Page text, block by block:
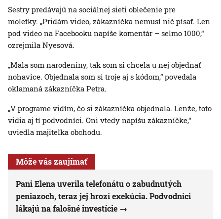
Sestry predávajú na sociálnej sieti oblečenie pre
moletky. „Pridám video, zákazníčka nemusí nič písať. Len
pod video na Facebooku napíše komentár – selmo 1000,“
ozrejmila Nyesová.
„Mala som narodeniny, tak som si chcela u nej objednať
nohavice. Objednala som si troje aj s kódom,“ povedala
oklamaná zákazníčka Petra.
„V programe vidím, čo si zákazníčka objednala. Lenže, toto
vidia aj tí podvodníci. Oni vtedy napíšu zákazníčke,“
uviedla majiteľka obchodu.
Môže vás zaujímať
Pani Elena uverila telefonátu o zabudnutých
peniazoch, teraz jej hrozí exekúcia. Podvodníci
lákajú na falošné investície